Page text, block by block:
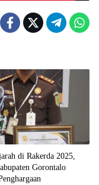
di Rakerda 2025,
Gorontalo